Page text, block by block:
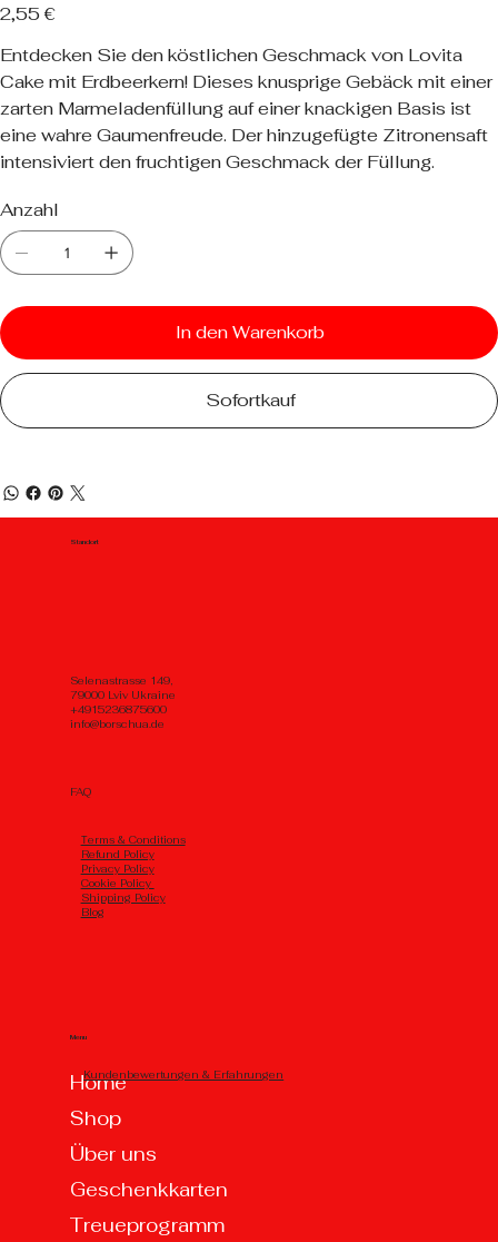
Preis
2,55 €
Entdecken Sie den köstlichen Geschmack von Lovita
Cake mit Erdbeerkern! Dieses knusprige Gebäck mit einer
zarten Marmeladenfüllung auf einer knackigen Basis ist
eine wahre Gaumenfreude. Der hinzugefügte Zitronensaft
intensiviert den fruchtigen Geschmack der Füllung.
Anzahl
In den Warenkorb
Sofortkauf
Standort
Selenastrasse 149,
79000 Lviv Ukraine
+4915236875600
info@borschua.de
Menu
Home
Shop
Über uns
Geschenkkarten
Treueprogramm
FAQ
Тerms & Conditions
Refund Policy
Privacy Policy
Cookie Policy
Shipping Policy
Blog
Kundenbewertungen & Erfahrungen